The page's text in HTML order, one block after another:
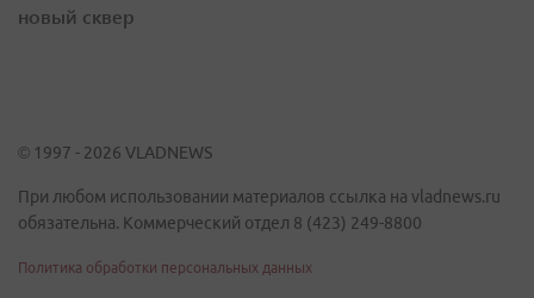
новый сквер
© 1997 - 2026 VLADNEWS
При любом использовании материалов ссылка на vladnews.ru
обязательна. Коммерческий отдел 8 (423) 249-8800
Политика обработки персональных данных